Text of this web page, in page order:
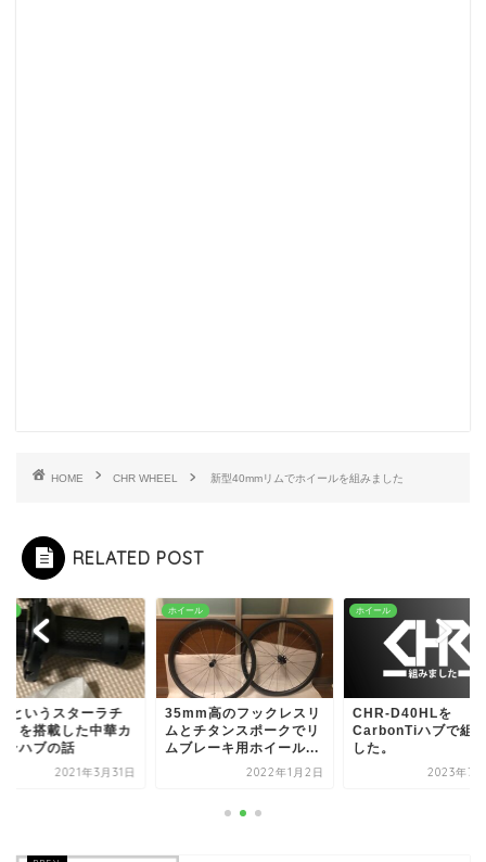
HOME CHR WHEEL 新型40mmリムでホイールを組みました
RELATED POST
というスターラチ
トを搭載した中華カ
ンハブの話
2021年3月31日
ホイール
35mm高のフックレスリ
ムとチタンスポークでリ
ムブレーキ用ホイール...
2022年1月2日
ホイール
CHR-D40HLを
CarbonTiハブで組
した。
2023年7